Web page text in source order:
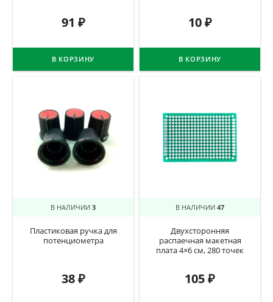
91 ₽
В КОРЗИНУ
10₽
В КОРЗИНУ
В НАЛИЧИИ 3
Пластиковая ручка для
потенциометра
38₽
В НАЛИЧИИ 47
Двухсторонняя
распаечная макетная
плата 4×6 см, 280 точек
105₽